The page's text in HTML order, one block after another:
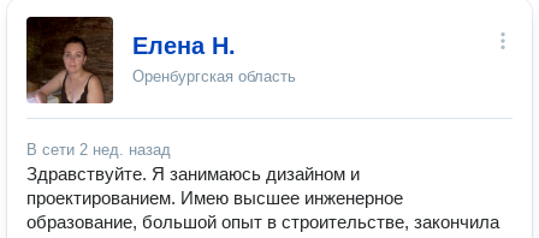
Елена Н.
Оренбургская область
В сети 2 нед. назад
Здравствуйте. Я занимаюсь дизайном и
проектированием. Имею высшее инженерное
образование, большой опыт в строительстве, закончила